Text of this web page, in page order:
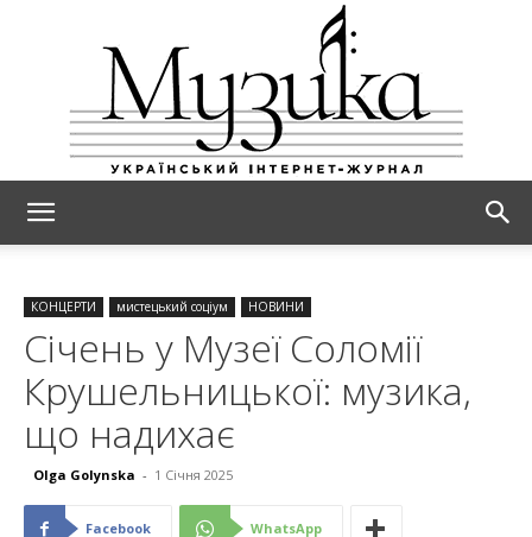
КОНЦЕРТИ мистецький соціум НОВИНИ
Січень у Музеї Соломії
Крушельницької: музика,
що надихає
Olga Golynska - 1 Січня 2025
Facebook WhatsApp